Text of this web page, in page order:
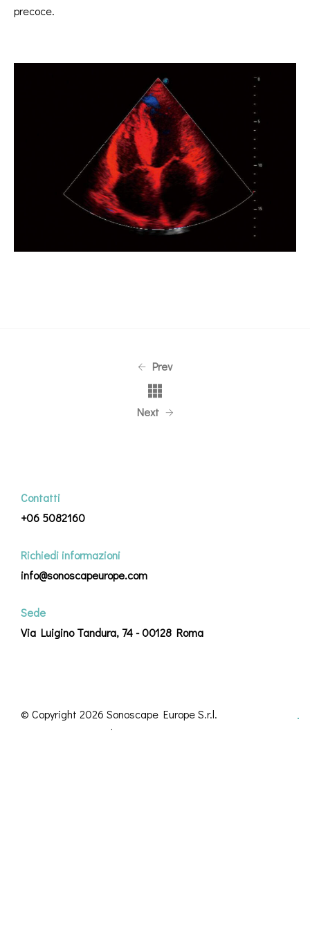
precoce.
Prev
Next
Contatti
+06 5082160
Richiedi informazioni
info@sonoscapeurope.com
Sede
Via Luigino Tandura, 74 - 00128 Roma
© Copyright 2026 Sonoscape Europe S.r.l.
C.F. 07435890582 | P.iva 01776491001